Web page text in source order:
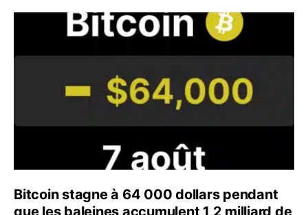
Bitcoin stagne à 64 000 dollars pendant que les
Bitcoin stagne à 64 000 dollars pendant
que les baleines accumulent 1,2 milliard de